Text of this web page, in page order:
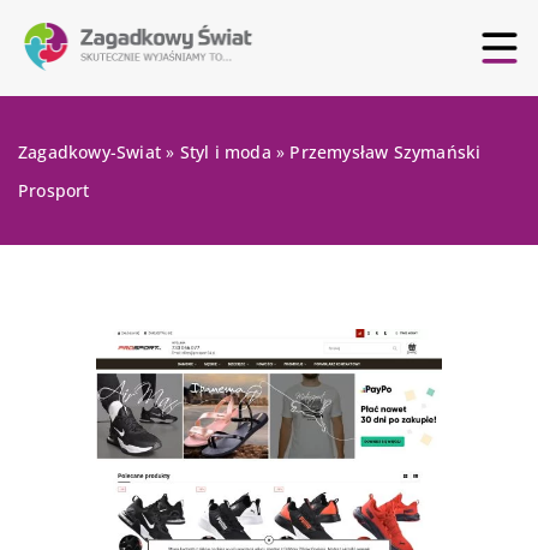
Zagadkowy-Swiat » Styl i moda » Przemysław Szymański
Prosport